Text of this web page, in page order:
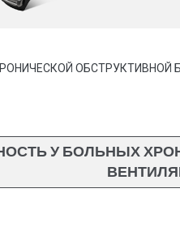
У БОЛЬНЫХ